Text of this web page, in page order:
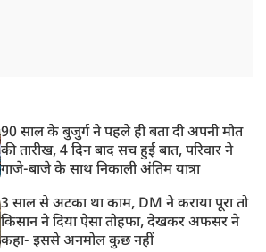
90 साल के बुजुर्ग ने पहले ही बता दी अपनी मौत
की तारीख, 4 दिन बाद सच हुई बात, परिवार ने
गाजे-बाजे के साथ निकाली अंतिम यात्रा
3 साल से अटका था काम, DM ने कराया पूरा तो
किसान ने दिया ऐसा तोहफा, देखकर अफसर ने
कहा- इससे अनमोल कुछ नहीं